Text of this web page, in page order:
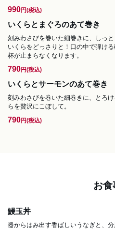
990円(税込)
いくらとまぐろのあて巻き
刻みわさびを巻いた細巻きに、しっ
いくらをどっさりと！口の中で弾け
杯が止まらなくなります。
790円(税込)
いくらとサーモンのあて巻き
刻みわさびを巻いた細巻きに、とろ
らを贅沢にこぼして。
790円(税込)
お食
鰻玉丼
器からはみ出す香ばしいうなぎと、